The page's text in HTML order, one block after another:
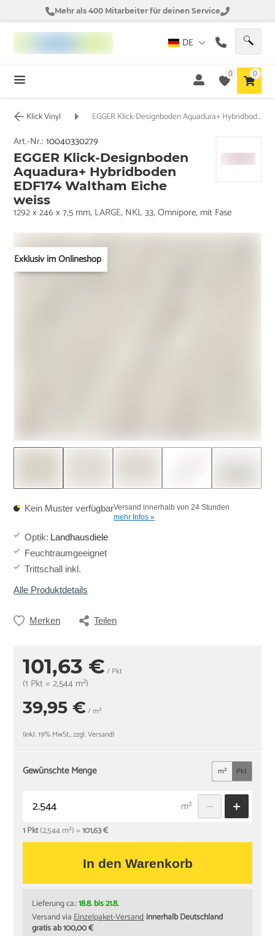
Mehr als 400 Mitarbeiter für deinen Service
DE
0 0
Klick Vinyl EGGER Klick-Designboden Aquadura+ Hybridboden EDF174 Waltham Eiche weiss
Exklusiv im Onlineshop
Art.-Nr.:10040330279
EGGER Klick-Designboden
Aquadura+ Hybridboden
EDF174 Waltham Eiche
weiss
1292 x 246 x 7,5 mm, LARGE, NKL 33, Omnipore, mit Fase
Kein Muster verfügbarVersand innerhalb von 24 Stunden
mehr Infos »
Optik: Landhausdiele
Feuchtraumgeeignet
Trittschall inkl.
Alle Produktdetails
Merken Teilen
101,63 € / Pkt
(1 Pkt = 2,544 m²)
39,95 €/ m²
(inkl. 19% MwSt., zzgl. Versand)
Gewünschte Menge m² Pkt
m²
1 Pkt(2,544 m²) =101,63 €
In den Warenkorb
Lieferung ca.:18.8. bis 21.8.
Versand viaEinzelpaket-Versandinnerhalb Deutschland
gratis ab 100,00 €